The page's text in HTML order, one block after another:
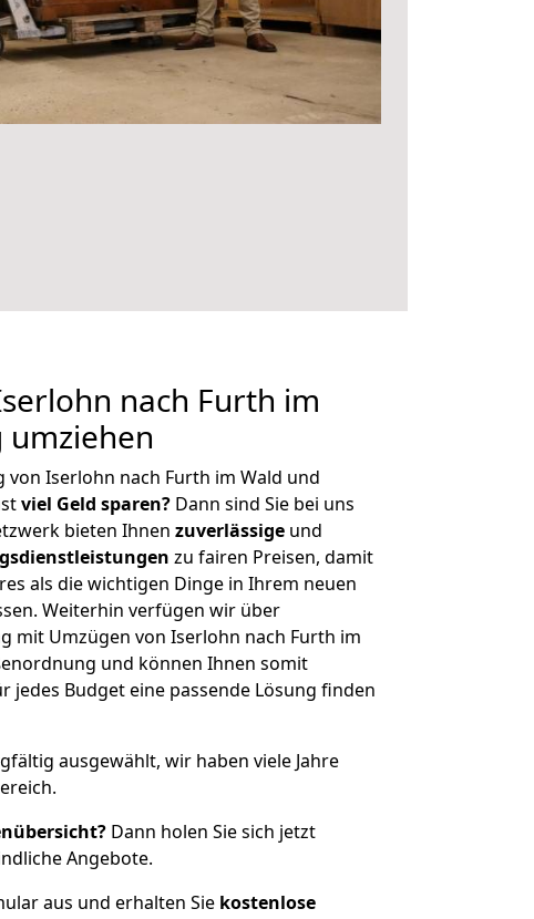
nach Furth im
umziehen
von Iserlohn nach Furth im Wald und
viel Geld sparen? Dann sind Sie bei uns
bieten Ihnen zuverlässige und
zu fairen Preisen, damit
als die wichtigen Dinge in Ihrem neuen
Weiterhin verfügen wir über
mit Umzügen von Iserlohn nach Furth im
und können Ihnen somit
jedes Budget eine passende Lösung finden
ausgewählt, wir haben viele Jahre
Dann holen Sie sich jetzt
Angebote.
aus und erhalten Sie kostenlose